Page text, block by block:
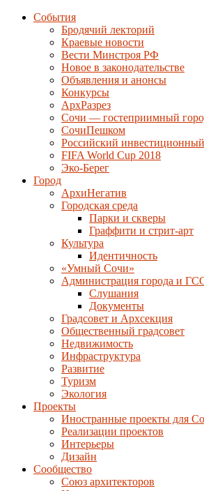
События
Бродячий лекторий
Краевые новости
Вести Минстроя РФ
Новое в законодательстве
Объявления и анонсы
Конкурсы
АрхРазрез
Сочи — гостеприимный
СочиПешком
Российский
FIFA World Cup 2018
Эко-Берег
Город
АрхиНегатив
Городская среда
Парки и скверы
Граффити и стрит-арт
Культура
Идентичность
«Умный Сочи»
Администрация города и
Слушания
Документы
Градсовет и Архсекция
Общественный градсовет
Недвижимость
Инфраструктура
Развитие
Туризм
Экология
Проекты
Иностранные проекты для
Реализации проектов
Интерьеры
Дизайн
Сообщество
Союз архитекторов